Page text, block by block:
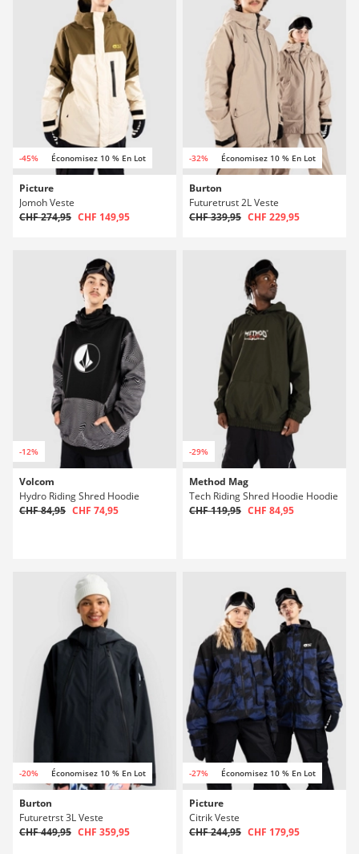
-45% Économisez 10 % En Lot
Picture
Jomoh Veste
CHF 274,95 CHF 149,95
-32% Économisez 10 % En Lot
Burton
Futuretrust 2L Veste
CHF 339,95 CHF 229,95
-12%
Volcom
Hydro Riding Shred Hoodie
CHF 84,95 CHF 74,95
-29%
Method Mag
Tech Riding Shred Hoodie Hoodie
CHF 119,95 CHF 84,95
-20% Économisez 10 % En Lot
Burton
Futuretrst 3L Veste
CHF 449,95 CHF 359,95
-27% Économisez 10 % En Lot
Picture
Citrik Veste
CHF 244,95 CHF 179,95